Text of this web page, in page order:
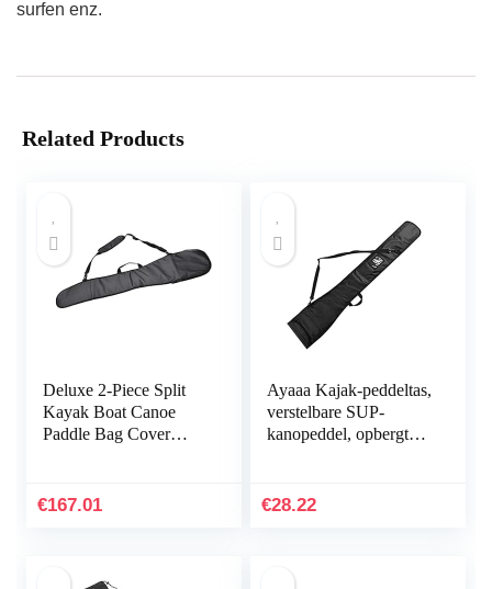
surfen enz.
Related Products
Deluxe 2-Piece Split
Kayak Boat Canoe
Paddle Bag Cover
Bag
€167.01
Ayaaa Kajak-peddeltas,
verstelbare SUP-
kanopeddel, opbergtas,
koppen…
€28.22